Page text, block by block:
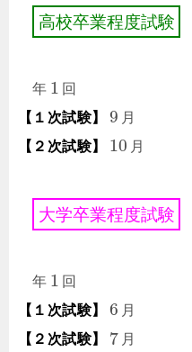
高校卒業程度試験
年 1 回
【１次試験】
9 月
【２次試験】
10 月
大学卒業程度試験
年 1 回
【１次試験】
6 月
【２次試験】
7 月